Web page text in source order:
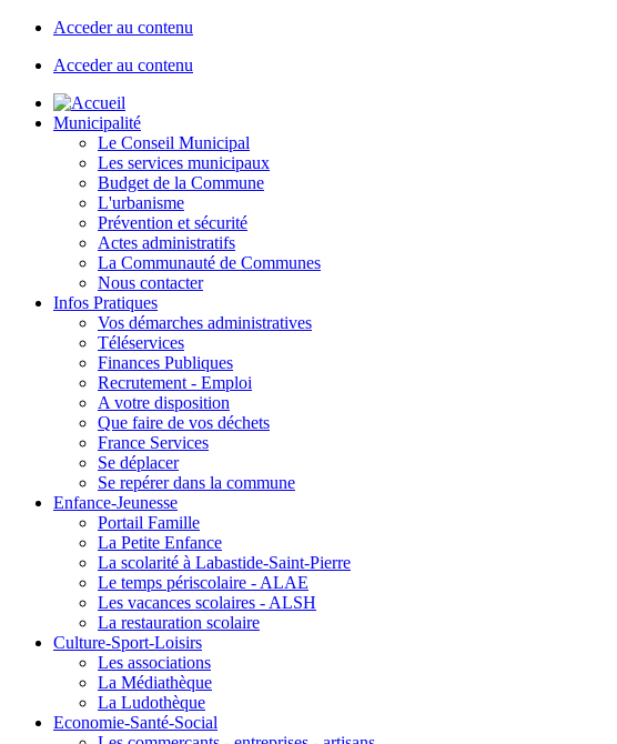
Acceder au contenu
Acceder au contenu
Municipalité
Le Conseil Municipal
Les services municipaux
Budget de la Commune
L'urbanisme
Prévention et sécurité
Actes administratifs
La Communauté de Communes
Nous contacter
Infos Pratiques
Vos démarches administratives
Téléservices
Finances Publiques
Recrutement - Emploi
A votre disposition
Que faire de vos déchets
France Services
Se déplacer
Se repérer dans la commune
Enfance-Jeunesse
Portail Famille
La Petite Enfance
La scolarité à Labastide-Saint-Pierre
Le temps périscolaire - ALAE
Les vacances scolaires - ALSH
La restauration scolaire
Culture-Sport-Loisirs
Les associations
La Médiathèque
La Ludothèque
Economie-Santé-Social